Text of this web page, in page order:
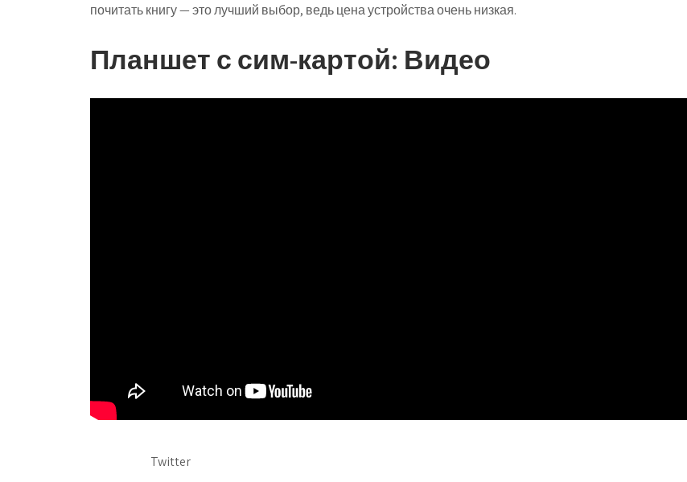
почитать книгу — это лучший выбор, ведь цена устройства очень низкая.
Планшет с сим-картой: Видео
Twitter